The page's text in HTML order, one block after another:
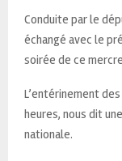
Conduite par le
échangé avec le
soirée de ce
L’entérinement
heures, nous dit
nationale.